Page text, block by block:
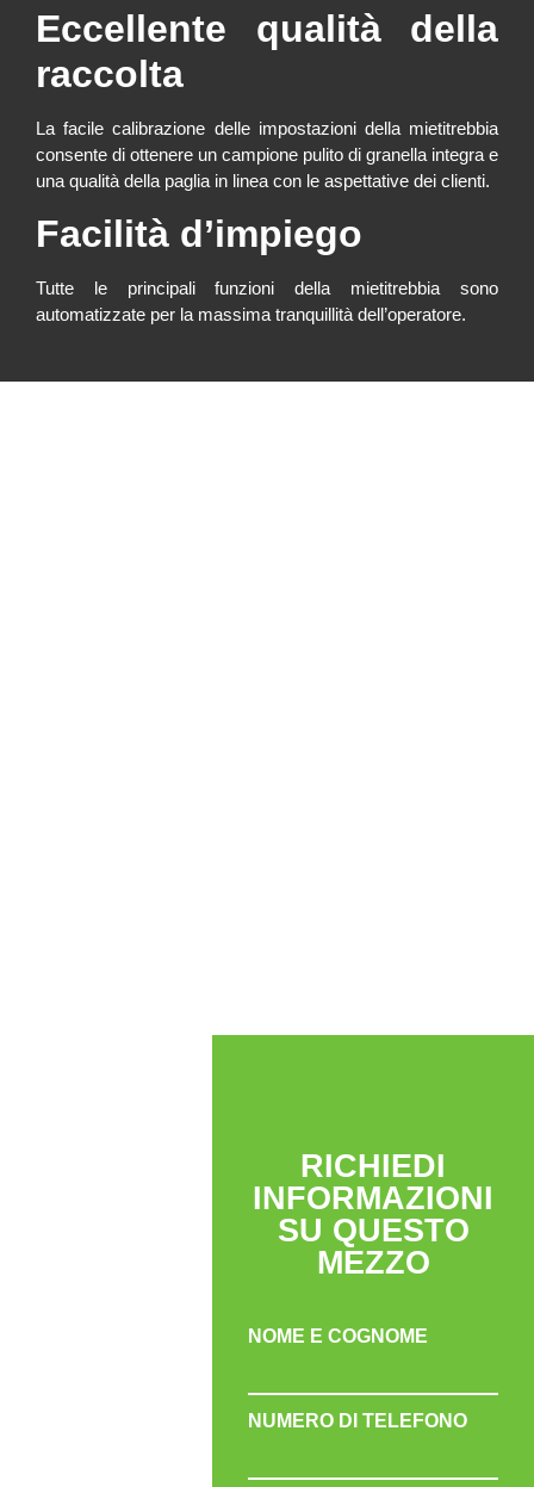
Eccellente qualità della
raccolta
La facile calibrazione delle impostazioni della mietitrebbia
consente di ottenere un campione pulito di granella integra e
una qualità della paglia in linea con le aspettative dei clienti.
Facilità d’impiego
Tutte le principali funzioni della mietitrebbia sono
automatizzate per la massima tranquillità dell’operatore.
RICHIEDI
INFORMAZIONI
SU QUESTO
MEZZO
NOME E COGNOME
NUMERO DI TELEFONO